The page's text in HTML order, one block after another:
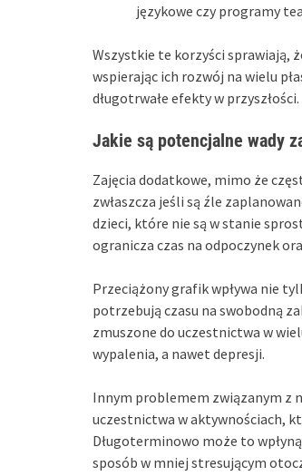
językowe czy programy
Wszystkie te korzyści sprawiają,
wspierając ich rozwój na wielu
długotrwałe efekty w przyszłości.
Jakie są potencjalne wady
Zajęcia dodatkowe, mimo że
zwłaszcza jeśli są źle
dzieci, które nie są w stanie
ogranicza czas na odpoczynek
Przeciążony grafik wpływa nie
potrzebują czasu na swobodną
zmuszone do uczestnictwa w
wypalenia, a nawet depresji.
Innym problemem związanym z
uczestnictwa w aktywnościach,
Długoterminowo może to
sposób w mniej stresującym